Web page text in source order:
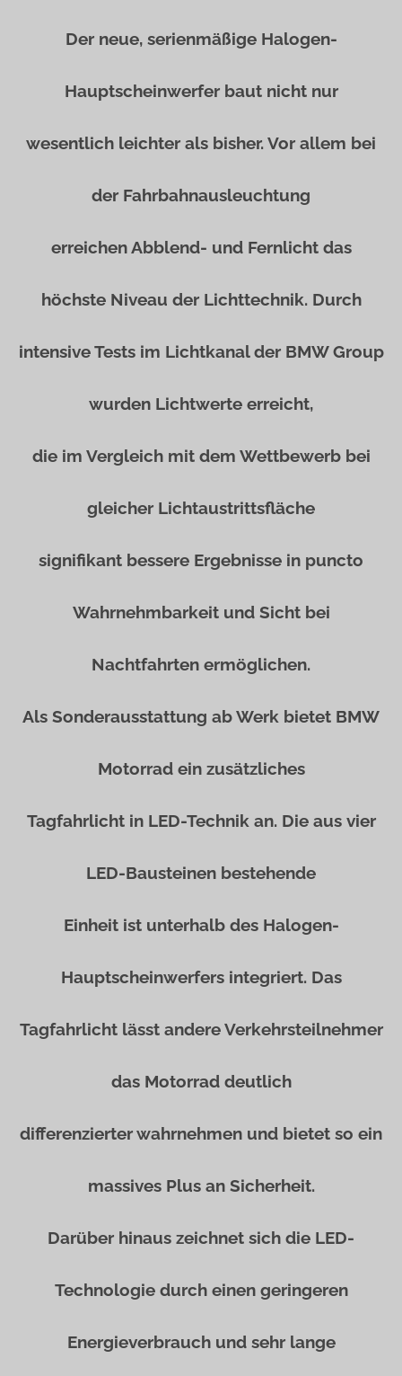
Der neue, serienmäßige Halogen-
Hauptscheinwerfer baut nicht nur
wesentlich leichter als bisher. Vor allem bei
der Fahrbahnausleuchtung
erreichen Abblend- und Fernlicht das
höchste Niveau der Lichttechnik. Durch
intensive Tests im Lichtkanal der BMW Group
wurden Lichtwerte erreicht,
die im Vergleich mit dem Wettbewerb bei
gleicher Lichtaustrittsfläche
signifikant bessere Ergebnisse in puncto
Wahrnehmbarkeit und Sicht bei
Nachtfahrten ermöglichen.
Als Sonderausstattung ab Werk bietet BMW
Motorrad ein zusätzliches
Tagfahrlicht in LED-Technik an. Die aus vier
LED-Bausteinen bestehende
Einheit ist unterhalb des Halogen-
Hauptscheinwerfers integriert. Das
Tagfahrlicht lässt andere Verkehrsteilnehmer
das Motorrad deutlich
differenzierter wahrnehmen und bietet so ein
massives Plus an Sicherheit.
Darüber hinaus zeichnet sich die LED-
Technologie durch einen geringeren
Energieverbrauch und sehr lange